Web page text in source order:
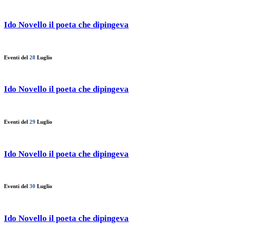
Ido Novello il poeta che dipingeva
Eventi del 28 Luglio
Ido Novello il poeta che dipingeva
Eventi del 29 Luglio
Ido Novello il poeta che dipingeva
Eventi del 30 Luglio
Ido Novello il poeta che dipingeva